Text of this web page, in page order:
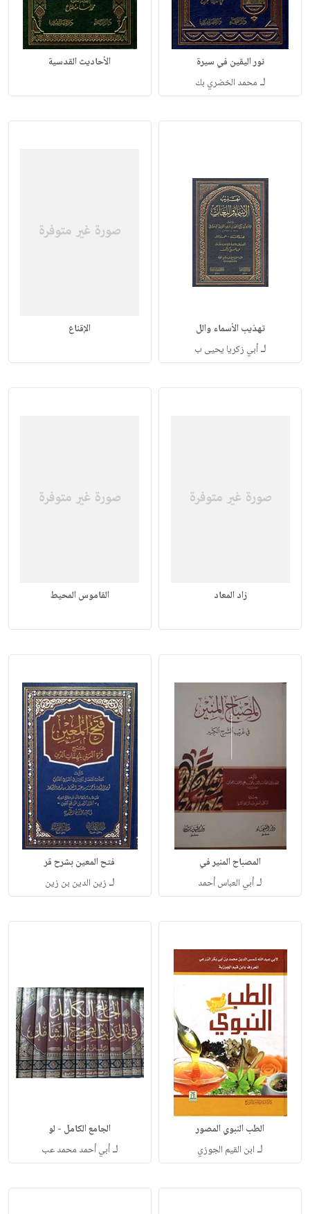
نور اليقين في سيرة
لـ محمد الخضري بك
الأحاديث القدسية
تهذيب الأسماء والل
لـأبي زكريا يحيى ب
الإقناع
زاد المعاد القاموس المحيط
المصباح المنير في
لـأبي العباس أحمد
فتح المعين بشرح قر
لـ زين الدين بن زين
الطب النبوي المصور
لـ ابن القيم الجوزي
الجامع الكامل - لو
لـأبي أحمد محمد عب